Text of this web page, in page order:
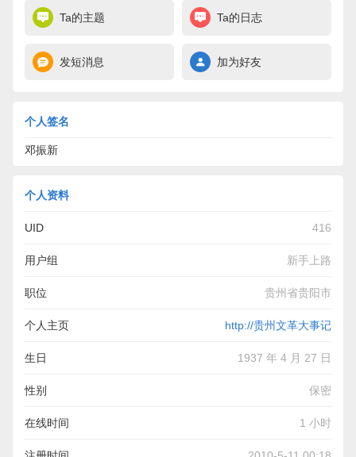
Ta的主题 Ta的日志
发短消息 加为好友
个人签名
邓振新
个人资料
UID 416
用户组 新手上路
职位 贵州省贵阳市
个人主页 http://贵州文革大事记
生日 1937 年 4 月 27 日
性别 保密
在线时间 1 小时